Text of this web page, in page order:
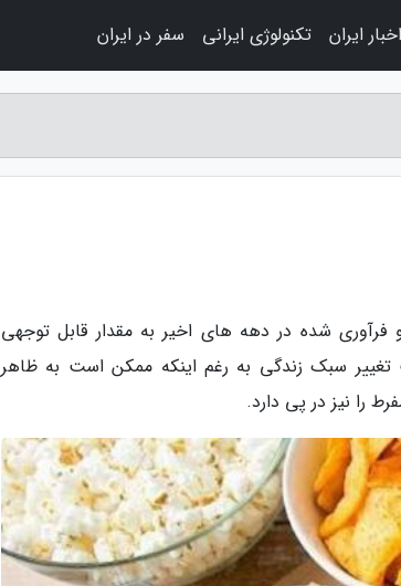
شده در دهه های اخیر به مقدار قابل توجهی
سبک زندگی به رغم اینکه ممکن است به ظاهر
را نیز در پی دارد.
ایران تکنولوژی ایرانی سفر در ایران